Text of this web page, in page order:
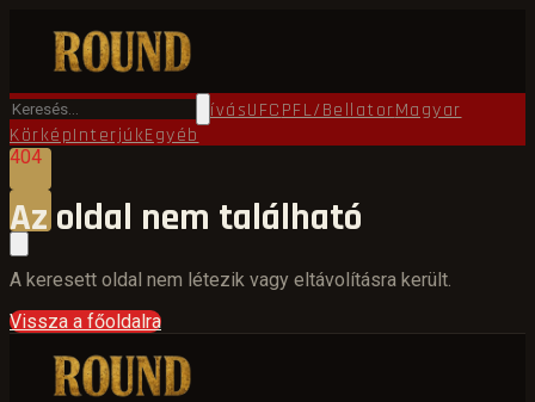
FőoldalRound TV ÖkölvívásUFCPFL/BellatorMagyar
KörképInterjúkEgyéb
404
Az oldal nem található
A keresett oldal nem létezik vagy eltávolításra került.
Vissza a főoldalra